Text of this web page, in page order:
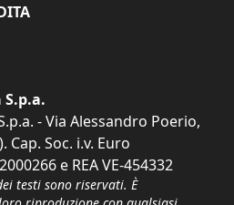
- Via Alessandro Poerio,
Cap. Soc. i.v. Euro
e REA VE-454332
testi sono riservati. È